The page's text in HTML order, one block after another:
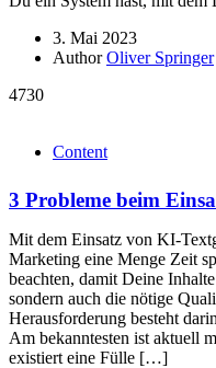
3. Mai 2023
AuthorOliver Springer
4730
Content
3 Probleme beim
Mit dem Einsatz von KI-
Marketing eine Menge Zeit
beachten, damit Deine
sondern auch die nötige
Herausforderung besteht
Am bekanntesten ist aktuell
existiert eine Fülle […]